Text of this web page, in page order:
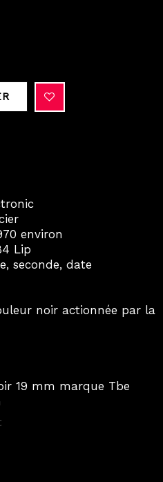
environ
Lip
seconde, date
noir actionnée par la
19 mm marque Tbe